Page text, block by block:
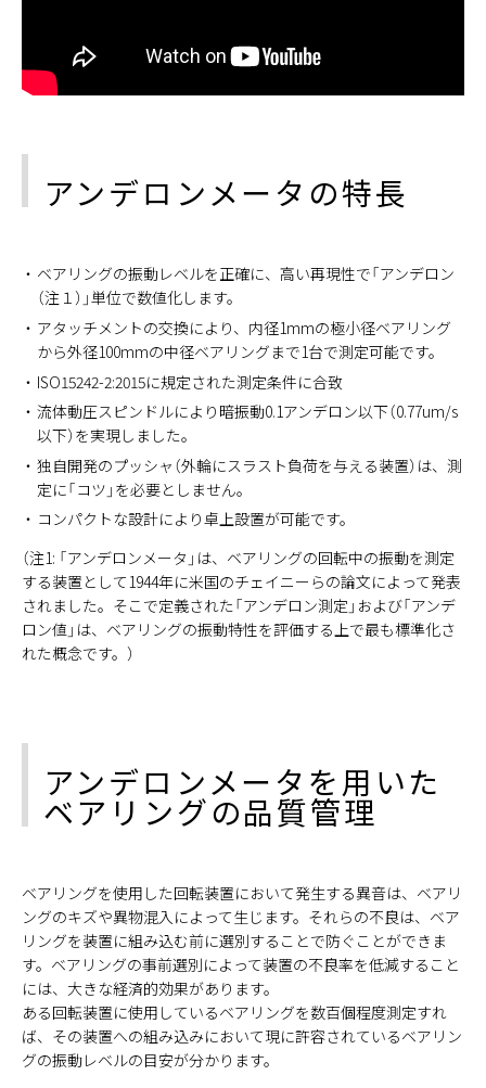
アンデロンメータの特長
ベアリングの振動レベルを正確に、高い再現性で「アンデロン
（注１）」単位で数値化します。
アタッチメントの交換により、内径1mmの極小径ベアリング
から外径100mmの中径ベアリングまで1台で測定可能です。
ISO15242-2:2015に規定された測定条件に合致
流体動圧スピンドルにより暗振動0.1アンデロン以下（0.77um/s
以下）を実現しました。
独自開発のプッシャ（外輪にスラスト負荷を与える装置）は、測
定に「コツ」を必要としません。
コンパクトな設計により卓上設置が可能です。
（注1: 「アンデロンメータ」は、ベアリングの回転中の振動を測定
する装置として1944年に米国のチェイニーらの論文によって発表
されました。そこで定義された「アンデロン測定」および「アンデ
ロン値」は、ベアリングの振動特性を評価する上で最も標準化さ
れた概念です。）
アンデロンメータを用いた
ベアリングの品質管理
ベアリングを使用した回転装置において発生する異音は、ベアリ
ングのキズや異物混入によって生じます。それらの不良は、ベア
リングを装置に組み込む前に選別することで防ぐことができま
す。ベアリングの事前選別によって装置の不良率を低減すること
には、大きな経済的効果があります。
ある回転装置に使用しているベアリングを数百個程度測定すれ
ば、その装置への組み込みにおいて現に許容されているベアリン
グの振動レベルの目安が分かります。